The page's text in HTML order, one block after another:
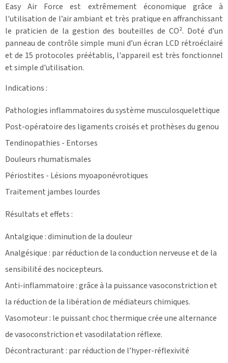
Easy Air Force est extrêmement économique grâce à
l'utilisation de l’air ambiant et très pratique en affranchissant
le praticien de la gestion des bouteilles de CO². Doté d’un
panneau de contrôle simple muni d’un écran LCD rétroéclairé
et de 15 protocoles préétablis, l'appareil est très fonctionnel
et simple d'utilisation.
Indications :
Pathologies inflammatoires du système musculosquelettique
Post-opératoire des ligaments croisés et prothèses du genou
Tendinopathies - Entorses
Douleurs rhumatismales
Périostites - Lésions myoaponévrotiques
Traitement jambes lourdes
Résultats et effets :
Antalgique : diminution de la douleur
Analgésique : par réduction de la conduction nerveuse et de la
sensibilité des nocicepteurs.
Anti-inflammatoire : grâce à la puissance vasoconstriction et
la réduction de la libération de médiateurs chimiques.
Vasomoteur : le puissant choc thermique crée une alternance
de vasoconstriction et vasodilatation réflexe.
Décontracturant : par réduction de l’hyper-réflexivité